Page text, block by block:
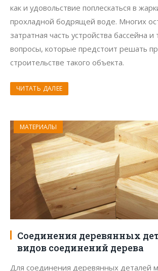
как и удовольствие поплескаться в
прохладной бодрящей воде. Многих
затратная часть устройства бассейна и
вопросы, которые предстоит решать
строительстве такого объекта.
ЧИТАТЬ ДАЛЕЕ
МАТЕРИАЛЫ
Соединения деревянных
видов соединений дерева
Для соединения деревянных деталей